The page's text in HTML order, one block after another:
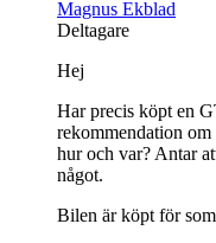
Magnus Ekblad
Deltagare
Hej
Har precis köpt en
rekommendation
hur och var? Antar
något.
Bilen är köpt för